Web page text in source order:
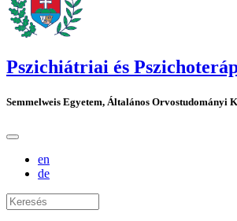
Pszichiátriai és
Semmelweis Egyetem, Általános Orvostudományi
en
de